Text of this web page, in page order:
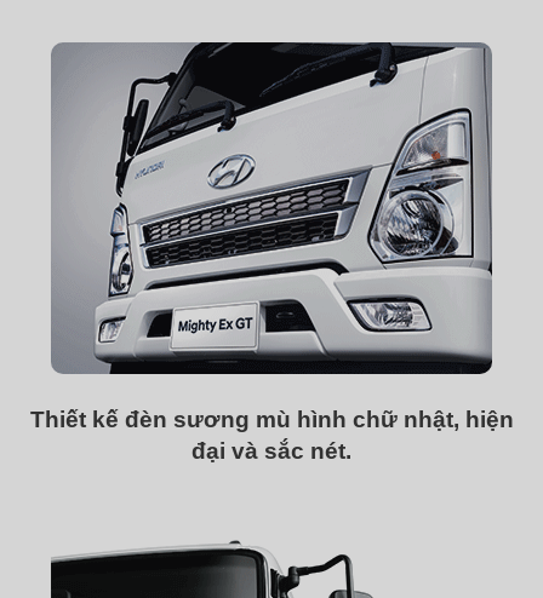
Thiết kế đèn sương mù hình chữ nhật, hiện
đại và sắc nét.